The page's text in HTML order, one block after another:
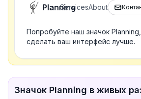
Planning
ServicesAbout
Попробуйте наш значок
сделать ваш интерфейс лучше.
Значок Planning в живых